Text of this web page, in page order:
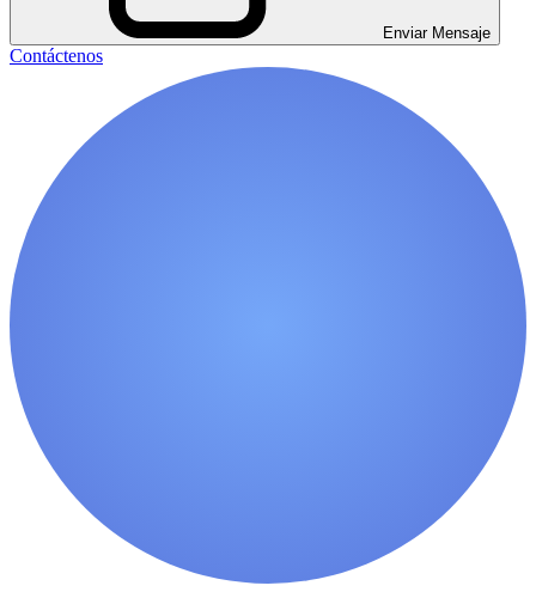
Enviar Mensaje
Contáctenos